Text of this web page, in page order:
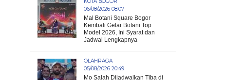
06/08/2026 08:07
Mal Botani Square Bogor
Kembali Gelar Botani Top
Model 2026, Ini Syarat dan
Jadwal Lengkapnya
OLAHRAGA
05/08/2026 20:49
Mo Salah Dijadwalkan Tiba di